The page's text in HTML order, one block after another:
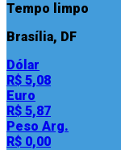
Tempo limpo
Brasília, DF
Dólar
R$ 5,08
Euro
R$ 5,87
Peso Arg.
R$ 0,00